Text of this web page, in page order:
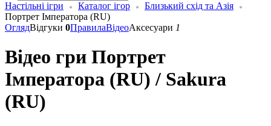
Настільні ігри Каталог ігор
Близький схід та Азія
Портрет Імператора (RU)
ОглядВідгуки 0ПравилаВідеоАксесуари 1
Відео гри Портрет
Імператора (RU) / Sakura
(RU)